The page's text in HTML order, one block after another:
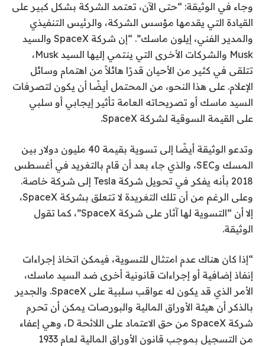
وجاء في الوثيقة: “حتى الآن، تعتمد الشركة بشكل كبير على
القيادة التي يقدمها مؤسس الشركة، والرئيس التنفيذي
والمدير الفني، إيلون ماسك”. “إن شركة SpaceX والسيد
Musk والشركات الأخرى التي ينتمي إليها السيد Musk،
تتلقى في كثير من الأحيان قدرًا هائلاً من اهتمام وسائل
الإعلام. على هذا النحو، من المحتمل أيضًا أن يكون لتصرفات
السيد ماسك أو تصريحاته العامة تأثير إيجابي أو سلبي
على القيمة السوقية لشركة SpaceX.
وتدعو الوثيقة أيضًا إلى تسوية بقيمة 40 مليون دولار
بين
المسك وSEC
، والذي جاء بعد أن قام بالتغريد في أغسطس
2018 بأنه يفكر في تحويل شركة Tesla إلى شركة خاصة.
وعلى الرغم من أن تلك التغريدة لا تتعلق بشركة SpaceX،
إلا أن “التسوية لها آثار على شركة SpaceX”، كما تقول
الوثيقة.
“إذا كان هناك عدم امتثال للتسوية، فيمكن اتخاذ إجراءات
إنفاذ إضافية أو إجراءات قانونية أخرى ضد السيد ماسك،
الأمر الذي قد يكون له عواقب سلبية على SpaceX. والجدير
بالذكر أن هيئة الأوراق المالية والبورصات يمكن أن تحرم
شركة SpaceX من حق الاعتماد على اللائحة D، وهي إعفاء
من التسجيل بموجب قانون الأوراق المالية لعام 1933